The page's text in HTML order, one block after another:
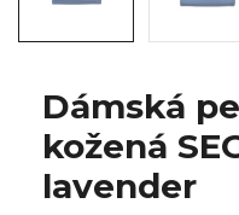
Dámská
kožená
lavender